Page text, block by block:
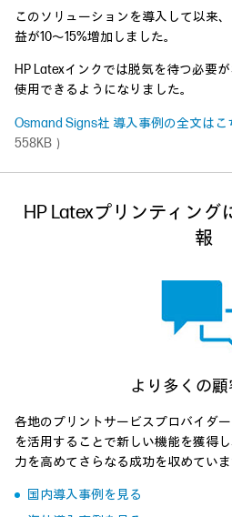
このソリューションを導入して以来
益が10～15%増加しました。
HP Latexインクでは脱気を待つ必要
使用できるようになりました。
Osmand Signs社 導入事例の全文はこ
558KB）
HP Latexプリンティング
報
より多くの
各地のプリントサービスプロバイダ
を活用することで新しい機能を獲得
力を高めてさらなる成功を収めていま
国内導入事例を見る